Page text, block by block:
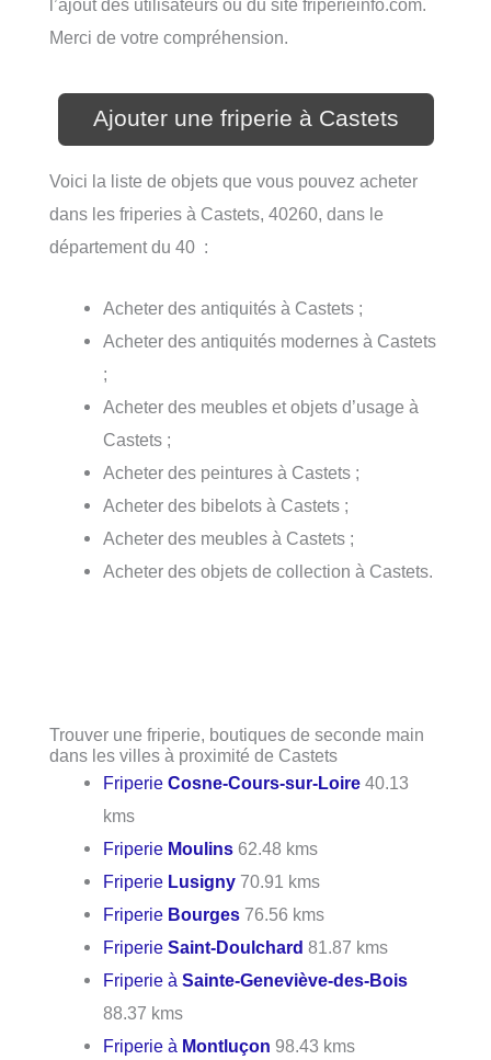
l’ajout des utilisateurs ou du site friperieinfo.com.
Merci de votre compréhension.
Ajouter une friperie à Castets
Voici la liste de objets que vous pouvez acheter
dans les friperies à Castets, 40260, dans le
département du 40 :
Acheter des antiquités à Castets ;
Acheter des antiquités modernes à Castets
;
Acheter des meubles et objets d’usage à
Castets ;
Acheter des peintures à Castets ;
Acheter des bibelots à Castets ;
Acheter des meubles à Castets ;
Acheter des objets de collection à Castets.
Trouver une friperie, boutiques de seconde main
dans les villes à proximité de Castets
FriperieCosne-Cours-sur-Loire 40.13
kms
Friperie Moulins 62.48 kms
Friperie Lusigny 70.91 kms
Friperie Bourges 76.56 kms
FriperieSaint-Doulchard 81.87 kms
Friperie àSainte-Geneviève-des-Bois
88.37 kms
Friperie à Montluçon 98.43 kms